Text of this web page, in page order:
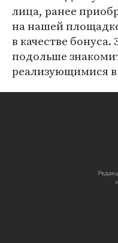
лица, ранее
на нашей
в качестве
подольше
реализующимися в